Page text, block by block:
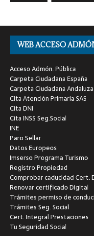
WEB ACCESO
Acceso Admón. Pública
Carpeta Ciudadana España
Carpeta Ciudadana Andaluza
Cita Atención Primaria SAS
Cita DNI
Cita INSS Seg.Social
INE
Paro Sellar
Datos Europeos
Imserso Programa Turismo
Registro Propiedad
Comprobar caducidad Cert.
Renovar certificado Digital
Trámites permiso de
Trámites Seg. Social
Cert. Integral Prestaciones
Tu Seguridad Social